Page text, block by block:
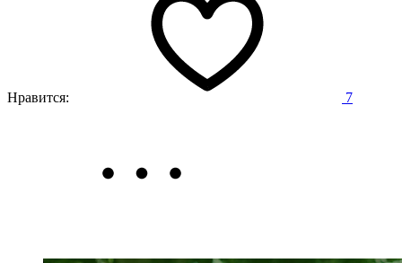
Нравится: 7